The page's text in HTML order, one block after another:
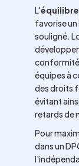
L'
favorise
souligné.
conformité
équipes à
des droits
évitant
retards de
Pour
dans un